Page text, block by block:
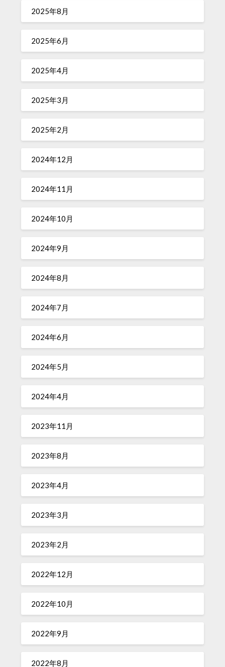
2025年8月
2025年6月
2025年4月
2025年3月
2025年2月
2024年12月
2024年11月
2024年10月
2024年9月
2024年8月
2024年7月
2024年6月
2024年5月
2024年4月
2023年11月
2023年8月
2023年4月
2023年3月
2023年2月
2022年12月
2022年10月
2022年9月
2022年8月